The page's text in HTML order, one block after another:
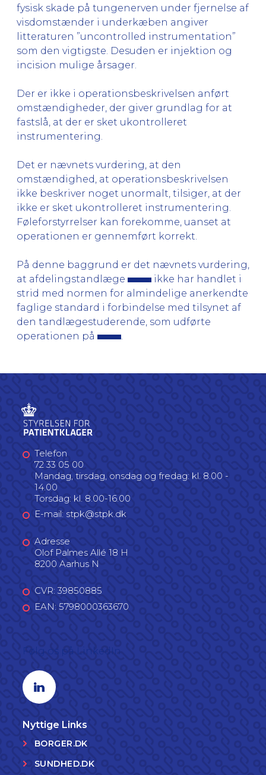
fysisk skade på tungenerven under fjernelse af
visdomstænder i underkæben angiver
litteraturen ”uncontrolled instrumentation”
som den vigtigste. Desuden er injektion og
incision mulige årsager.
Der er ikke i operationsbeskrivelsen anført
omstændigheder, der giver grundlag for at
fastslå, at der er sket ukontrolleret
instrumentering.
Det er nævnets vurdering, at den
omstændighed, at operationsbeskrivelsen
ikke beskriver noget unormalt, tilsiger, at der
ikke er sket ukontrolleret instrumentering.
Føleforstyrrelser kan forekomme, uanset at
operationen er gennemført korrekt.
På denne baggrund er det nævnets vurdering,
at afdelingstandlæge
ikke har handlet i
strid med normen for almindelige anerkendte
faglige standard i forbindelse med tilsynet af
den tandlægestuderende, som udførte
operationen på
Telefon
72 33 05 00
Mandag, tirsdag, onsdag og fredag: kl. 8.00 -
14.00
Torsdag: kl. 8.00-16.00
E-mail: stpk@stpk.dk
Adresse
Olof Palmes Allé 18 H
8200 Aarhus N
CVR: 39850885
EAN: 5798000363670
Linkedin profil
Nyttige Links
BORGER.DK
SUNDHED.DK